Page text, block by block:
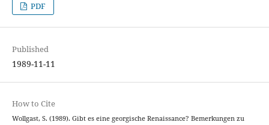
PDF
Published
1989-11-11
How to Cite
Wollgast, S. (1989). Gibt es eine georgische Renaissance? Bemerkungen zu